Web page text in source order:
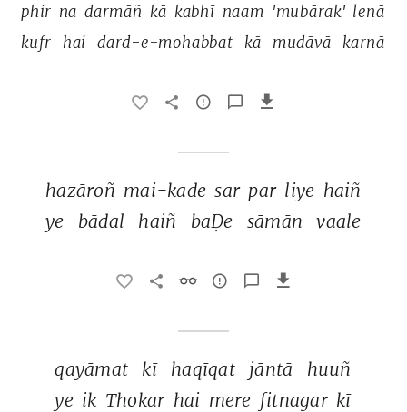
phir na darmāñ kā kabhī naam 'mubārak' lenā
kufr
hai dard-e-mohabbat kā mudāvā karnā
hazāroñ mai-kade sar par liye haiñ
ye
bādal haiñ baḌe sāmān vaale
qayāmat kī haqīqat jāntā
huuñ
ye ik Thokar hai mere fitnagar kī